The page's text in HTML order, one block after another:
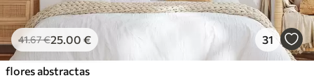
41.67€25.00 € 31
flores abstractas